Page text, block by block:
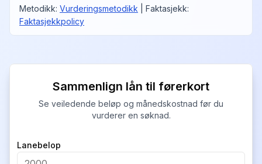
Metodikk: Vurderingsmetodikk Faktasjekk:
Faktasjekkpolicy
Sammenlign lån til førerkort
Se veiledende beløp og månedskostnad før du
vurderer en søknad.
Company
Lanebelop